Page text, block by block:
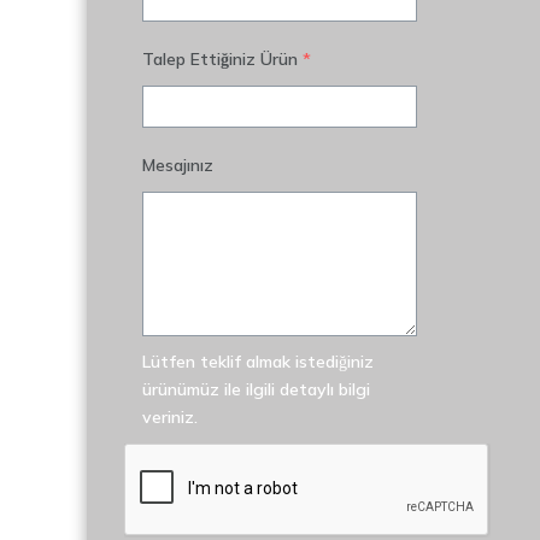
Talep Ettiğiniz Ürün *
Mesajınız
Lütfen teklif almak istediğiniz
ürünümüz ile ilgili detaylı bilgi
veriniz.